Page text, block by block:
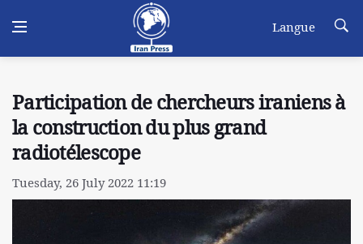
Langue
Participation de chercheurs iraniens à
la construction du plus grand
radiotélescope
Tuesday, 26 July 2022 11:19